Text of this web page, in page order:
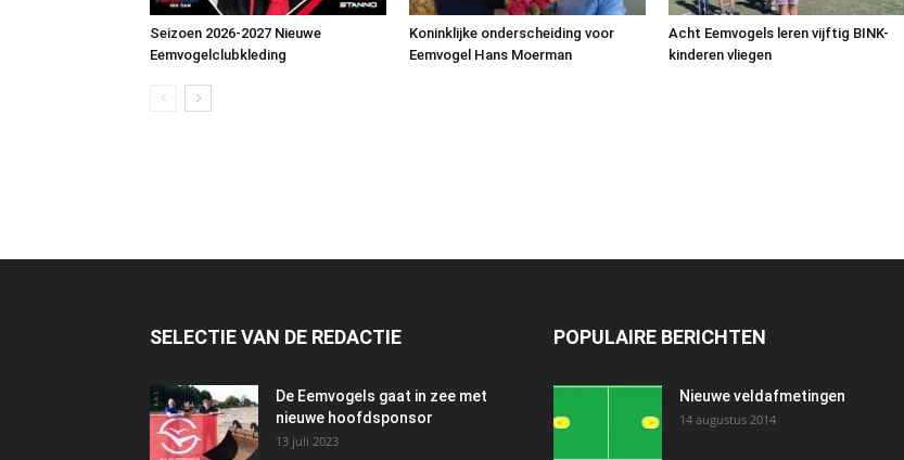
Seizoen 2026-2027 Nieuwe
Eemvogelclubkleding
Koninklijke onderscheiding voor
Eemvogel Hans Moerman
Acht Eemvogels leren vijftig BINK-
kinderen vliegen
SELECTIE VAN DE REDACTIE
De Eemvogels gaat in zee met
nieuwe hoofdsponsor
13 juli 2023
POPULAIRE BERICHTEN
Nieuwe veldafmetingen
14 augustus 2014